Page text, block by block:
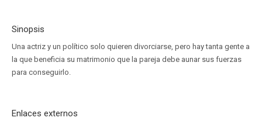
Sinopsis
Una actriz y un político solo quieren divorciarse, pero hay tanta gente a
la que beneficia su matrimonio que la pareja debe aunar sus fuerzas
para conseguirlo.
Enlaces externos